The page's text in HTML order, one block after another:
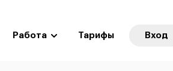
Работа Тарифы Вход